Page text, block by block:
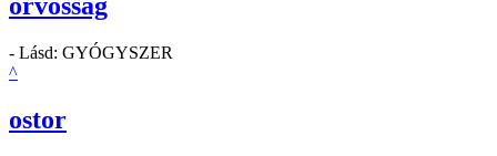
orvosság
- Lásd: GYÓGYSZER
^
ostor